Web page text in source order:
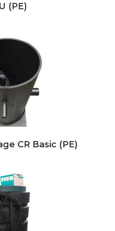
(PE)
CR Basic (PE)